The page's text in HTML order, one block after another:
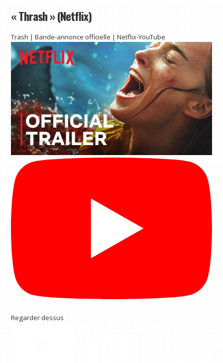
« Thrash » (Netflix)
Trash | Bande-annonce officielle | Netflix-YouTube
Regarder dessus